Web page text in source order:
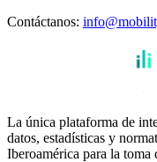
Contáctanos:
La única plataforma de
datos, estadísticas y
Iberoamérica para la toma